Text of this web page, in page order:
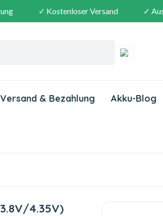
✓ Kostenloser Versand ✓
Versand & Bezahlung Akku-Blog
4.35V)